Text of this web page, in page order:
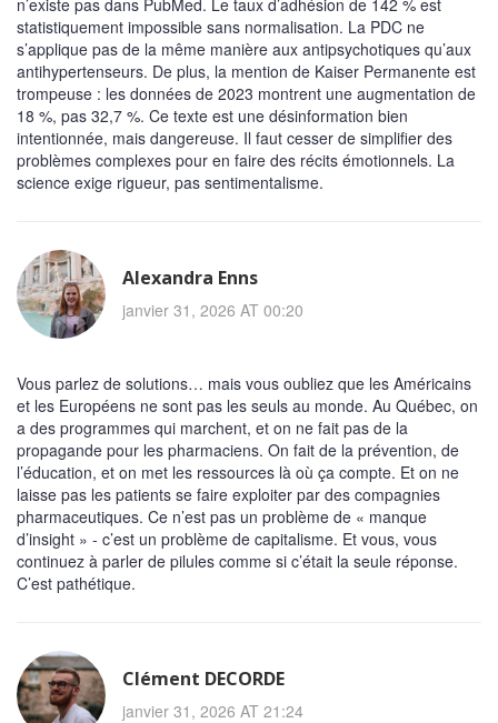
n’existe pas dans PubMed. Le taux d’adhésion de 142 % est
statistiquement impossible sans normalisation. La PDC ne
s’applique pas de la même manière aux antipsychotiques qu’aux
antihypertenseurs. De plus, la mention de Kaiser Permanente est
trompeuse : les données de 2023 montrent une augmentation de
18 %, pas 32,7 %. Ce texte est une désinformation bien
intentionnée, mais dangereuse. Il faut cesser de simplifier des
problèmes complexes pour en faire des récits émotionnels. La
science exige rigueur, pas sentimentalisme.
Alexandra Enns
janvier 31, 2026 AT 00:20
Vous parlez de solutions… mais vous oubliez que les Américains
et les Européens ne sont pas les seuls au monde. Au Québec, on
a des programmes qui marchent, et on ne fait pas de la
propagande pour les pharmaciens. On fait de la prévention, de
l’éducation, et on met les ressources là où ça compte. Et on ne
laisse pas les patients se faire exploiter par des compagnies
pharmaceutiques. Ce n’est pas un problème de « manque
d’insight » - c’est un problème de capitalisme. Et vous, vous
continuez à parler de pilules comme si c’était la seule réponse.
C’est pathétique.
Clément DECORDE
janvier 31, 2026 AT 21:24